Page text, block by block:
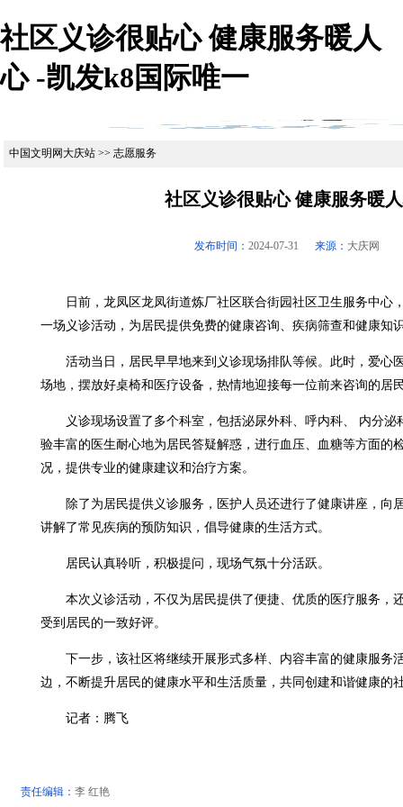
社区义诊很贴心 健康服务暖人
心 -凯发k8国际唯一
中国文明网大庆站 >> 志愿服务
社区义诊很贴心 健康服务暖
发布时间： 2024-07-31 来源： 大庆网
日前，龙凤区龙凤街道炼厂社区联合街园社区卫生服务中心
一场义诊活动，为居民提供免费的健康咨询、疾病筛查和健康知
活动当日，居民早早地来到义诊现场排队等候。此时，爱心
场地，摆放好桌椅和医疗设备，热情地迎接每一位前来咨询的居
义诊现场设置了多个科室，包括泌尿外科、呼内科、 内分泌
验丰富的医生耐心地为居民答疑解惑，进行血压、血糖等方面的
况，提供专业的健康建议和治疗方案。
除了为居民提供义诊服务，医护人员还进行了健康讲座，向
讲解了常见疾病的预防知识，倡导健康的生活方式。
居民认真聆听，积极提问，现场气氛十分活跃。
本次义诊活动，不仅为居民提供了便捷、优质的医疗服务，
受到居民的一致好评。
下一步，该社区将继续开展形式多样、内容丰富的健康服务
边，不断提升居民的健康水平和生活质量，共同创建和谐健康的
记者：腾飞
责任编辑： 李 红艳